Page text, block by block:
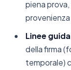
piena
Linee
della firma
temporale)